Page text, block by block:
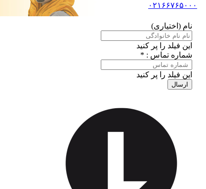
۰۲۱۶۶۷۶۵۰۰۰
نام (اختیاری)
این فیلد را پر کنید
شماره تماس : *
این فیلد را پر کنید
ارسال